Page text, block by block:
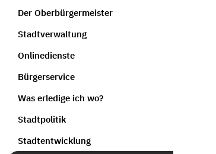
Der Oberbürgermeister
Stadtverwaltung
Onlinedienste
Bürgerservice
Was erledige ich wo?
Stadtpolitik
Stadtentwicklung